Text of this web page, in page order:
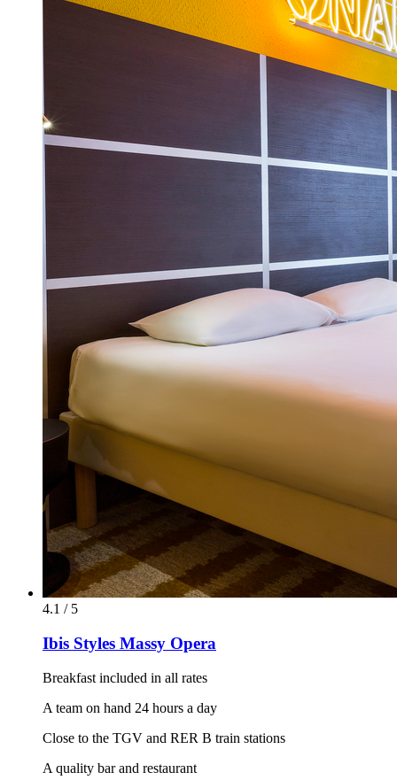
4.1 / 5
Ibis Styles Massy Opera
Breakfast included in all rates
A team on hand 24 hours a day
Close to the TGV and RER B train stations
A quality bar and restaurant